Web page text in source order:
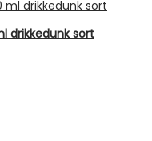
drikkedunk sort